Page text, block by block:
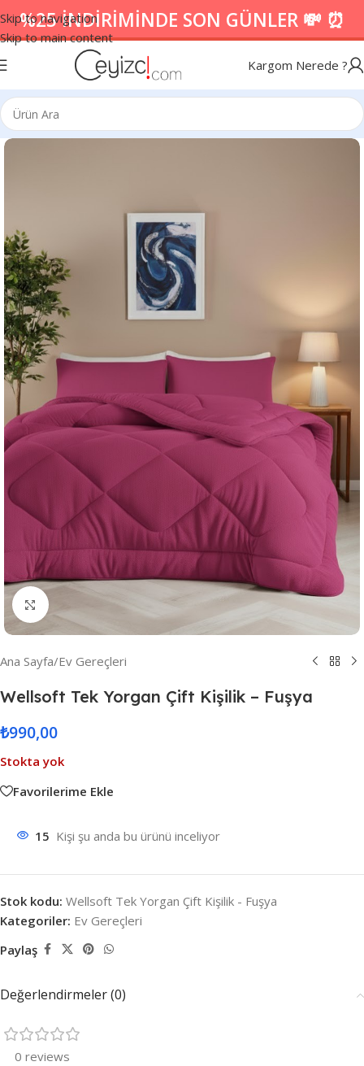
Skip to navigation
Skip to main content
%25 İNDİRİMİNDE SON GÜNLER 💸 ⏰
Kargom Nerede ?
Resmi Büyüt
Ana Sayfa/Ev Gereçleri
Wellsoft Tek Yorgan Çift Kişilik – Fuşya
₺990,00
Stokta yok
Favorilerime Ekle
15 Kişi şu anda bu ürünü inceliyor
Stok kodu: Wellsoft Tek Yorgan Çift Kişilik - Fuşya
Kategoriler: Ev Gereçleri
Paylaş
Değerlendirmeler (0)
0 reviews